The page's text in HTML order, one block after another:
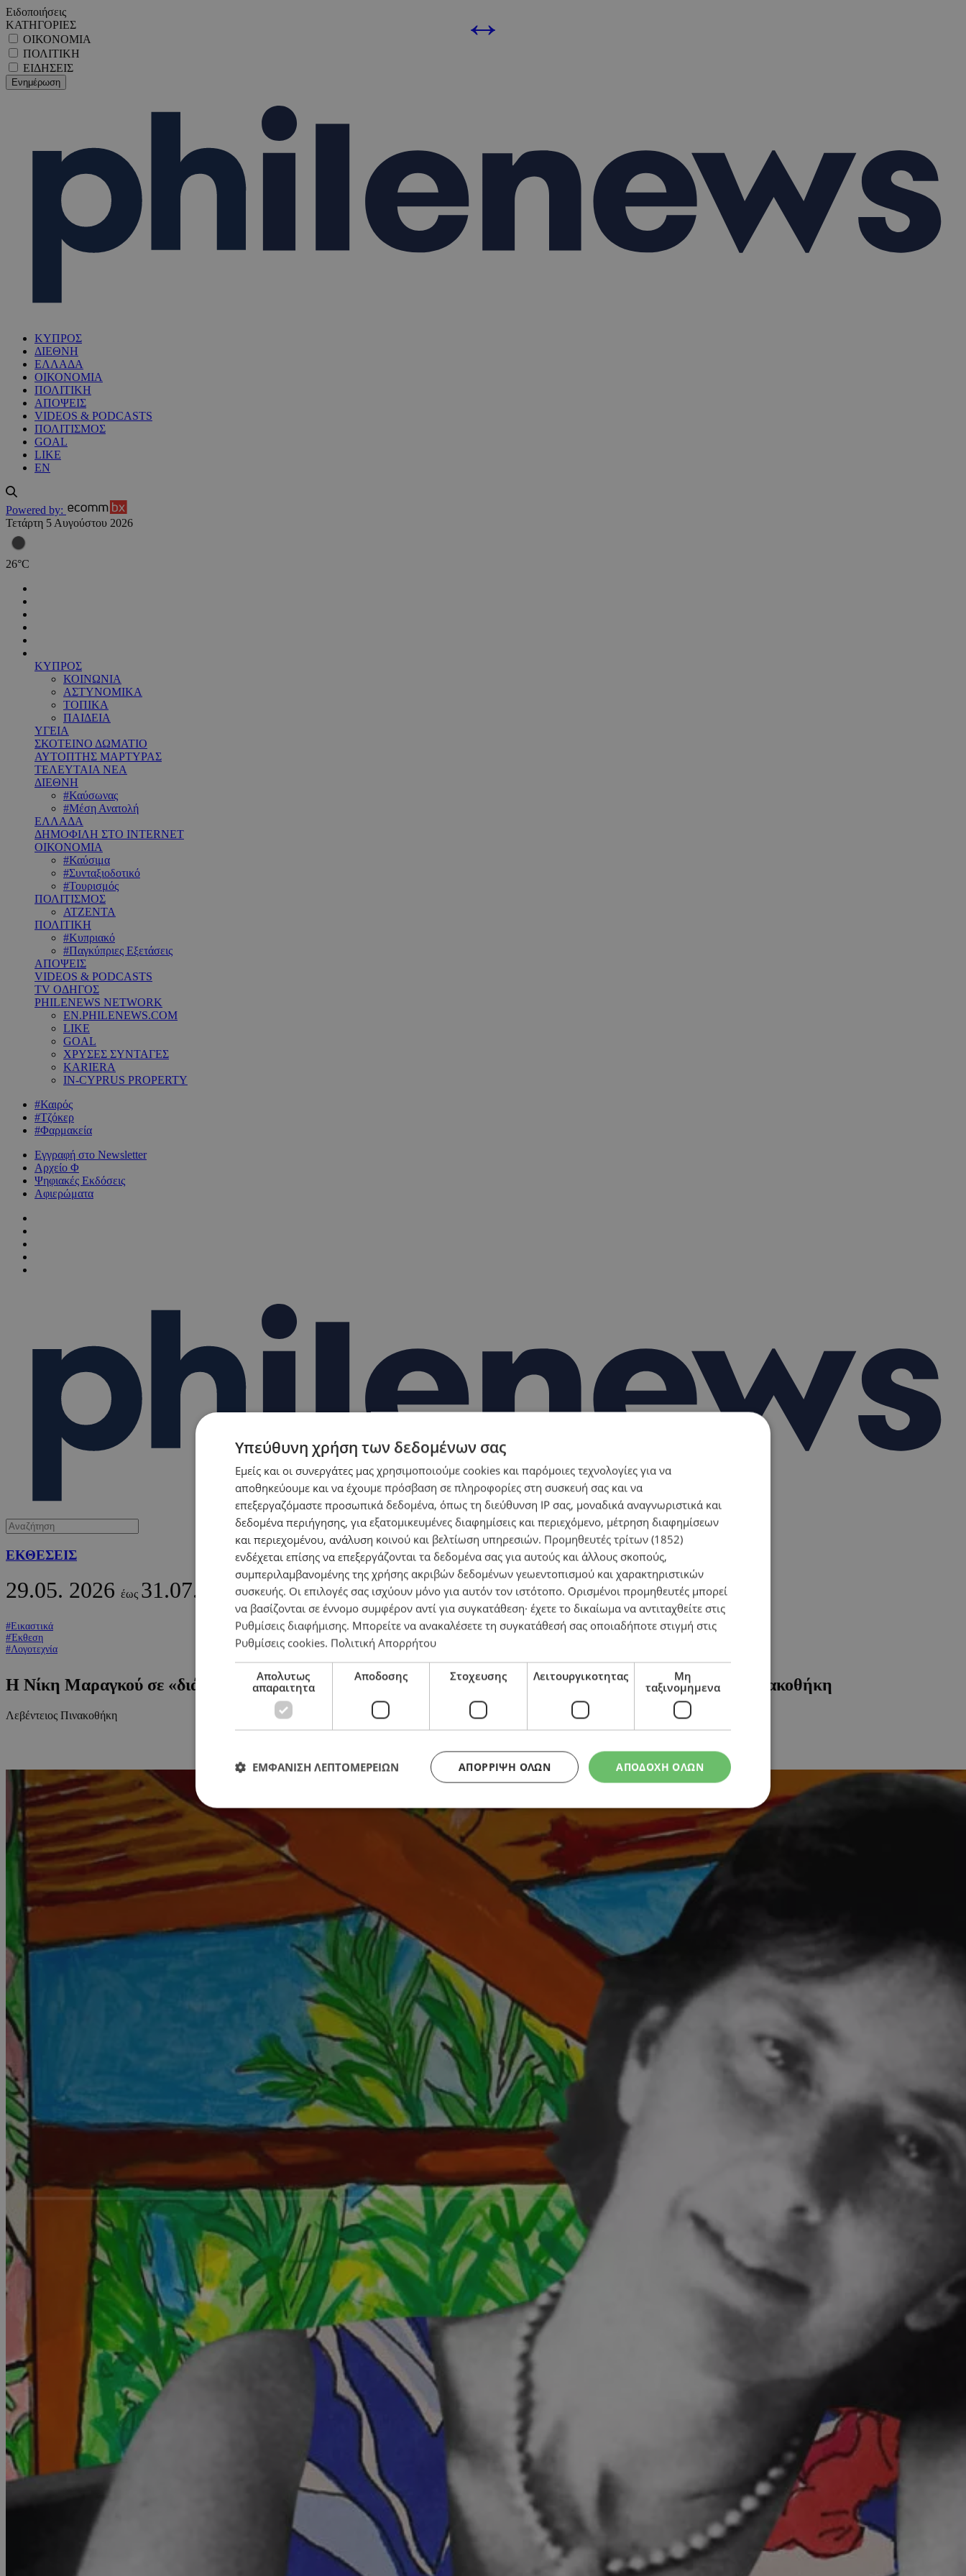
Ειδοποιήσεις
ΚΑΤΗΓΟΡΙΕΣ
ΟΙΚΟΝΟΜΙΑ
ΠΟΛΙΤΙΚΗ
ΕΙΔΗΣΕΙΣ
ΚΥΠΡΟΣ
ΔΙΕΘΝΗ
ΕΛΛΑΔΑ
ΟΙΚΟΝΟΜΙΑ
ΠΟΛΙΤΙΚΗ
ΑΠΟΨΕΙΣ
VIDEOS & PODCASTS
ΠΟΛΙΤΙΣΜΟΣ
GOAL
LIKE
EN
Powered by:
Τετάρτη 5 Αυγούστου 2026
26°C
ΚΥΠΡΟΣ
ΚΟΙΝΩΝΙΑ
ΑΣΤΥΝΟΜΙΚΑ
ΤΟΠΙΚΑ
ΠΑΙΔΕΙΑ
ΥΓΕΙΑ
ΣΚΟΤΕΙΝΟ ΔΩΜΑΤΙΟ
ΑΥΤΟΠΤΗΣ ΜΑΡΤΥΡΑΣ
ΤΕΛΕΥΤΑΙΑ ΝΕΑ
ΔΙΕΘΝΗ
#Καύσωνας
#Μέση Ανατολή
ΕΛΛΑΔΑ
ΔΗΜΟΦΙΛΗ ΣΤΟ INTERNET
ΟΙΚΟΝΟΜΙΑ
#Καύσιμα
#Συνταξιοδοτικό
#Τουρισμός
ΠΟΛΙΤΙΣΜΟΣ
ΑΤΖΕΝΤΑ
ΠΟΛΙΤΙΚΗ
#Κυπριακό
#Παγκύπριες Εξετάσεις
ΑΠΟΨΕΙΣ
VIDEOS & PODCASTS
TV ΟΔΗΓΟΣ
PHILENEWS NETWORK
EN.PHILENEWS.COM
LIKE
GOAL
ΧΡΥΣΕΣ ΣΥΝΤΑΓΕΣ
KARIERA
IN-CYPRUS PROPERTY
#Καιρός
#Τζόκερ
#Φαρμακεία
Εγγραφή στο Newsletter
Αρχείο Φ
Ψηφιακές Εκδόσεις
Αφιερώματα
ΕΚΘΕΣΕΙΣ
29.05. 2026 έως 31.07. 2026
#Εικαστικά
#Έκθεση
#Λογοτεχνία
Η Νίκη Μαραγκού σε «διάλογο» με τη Ρόδη Κωνσταντόγλου: Aφιερωματική έκθεση στη Λεβέντειο Πινακοθήκη
Λεβέντειος Πινακοθήκη
Υπεύθυνη χρήση των δεδομένων σας
Εμείς και οι συνεργάτες μας χρησιμοποιούμε cookies και παρόμοιες τεχνολογίες για να
αποθηκεύουμε και να έχουμε πρόσβαση σε πληροφορίες στη συσκευή σας και να
επεξεργαζόμαστε προσωπικά δεδομένα, όπως τη διεύθυνση IP σας, μοναδικά αναγνωριστικά και
δεδομένα περιήγησης, για εξατομικευμένες διαφημίσεις και περιεχόμενο, μέτρηση διαφημίσεων
και περιεχομένου, ανάλυση κοινού και βελτίωση υπηρεσιών. Προμηθευτές τρίτων (1852)
ενδέχεται επίσης να επεξεργάζονται τα δεδομένα σας για αυτούς και άλλους σκοπούς,
συμπεριλαμβανομένης της χρήσης ακριβών δεδομένων γεωεντοπισμού και χαρακτηριστικών
συσκευής. Οι επιλογές σας ισχύουν μόνο για αυτόν τον ιστότοπο. Ορισμένοι προμηθευτές μπορεί
να βασίζονται σε έννομο συμφέρον αντί για συγκατάθεση· έχετε το δικαίωμα να αντιταχθείτε στις
Ρυθμίσεις διαφήμισης. Μπορείτε να ανακαλέσετε τη συγκατάθεσή σας οποιαδήποτε στιγμή στις
Ρυθμίσεις cookies. Πολιτική Απορρήτου
Απολυτως
απαραιτητα
Αποδοσης Στοχευσης Λειτουργικοτητας
Μη
ταξινομημενα
ΑΠΟΔΟΧΗ ΟΛΩΝ
ΑΠΌΡΡΙΨΗ ΌΛΩΝ
ΕΜΦΑΝΙΣΗ ΛΕΠΤΟΜΕΡΕΙΩΝ